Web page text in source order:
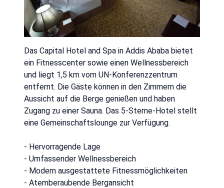
Das Capital Hotel and Spa in Addis Ababa bietet
ein Fitnesscenter sowie einen Wellnessbereich
und liegt 1,5 km vom UN-Konferenzzentrum
entfernt. Die Gäste können in den Zimmern die
Aussicht auf die Berge genießen und haben
Zugang zu einer Sauna. Das 5-Sterne-Hotel stellt
eine Gemeinschaftslounge zur Verfügung.
- Hervorragende Lage
- Umfassender Wellnessbereich
- Modern ausgestattete Fitnessmöglichkeiten
- Atemberaubende Bergansicht